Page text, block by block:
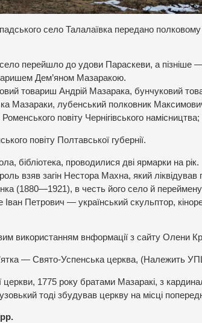
село Талалаївка передано
перейшло до удови Параскеви, а пізніше
Дем’яном Мазаракою.
товариш Андрій Мазарака, бунчуковий
Мазараки, лубенський полковник
повіту Чернігівського
повіту Полтавської губернії.
бібліотека, проводилися дві ярмарки на рік.
взяв загін Нестора Махна, який
(1880—1921), в честь його село й
Іван Петрович — український скульптор,
використанням внформації з сайту Олени
— Свято-Успенська церква, (Належить
церкви, 1775 року братами Мазаракі, з
тоді збудував церкву на місці